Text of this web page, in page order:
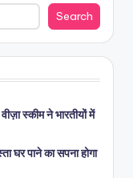
Search
स्कीम ने भारतीयों में
पाने का सपना होगा